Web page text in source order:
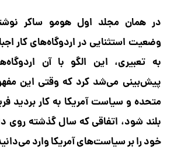
در همان مجلد اول هومو ساکر
وضعیت استثنایی در اردوگاه‌های کار
به تعبیری، این الگو با آن
پیش‌بینی می‌شد کرد که وقتی این
متحده و سیاست آمریکا به کار بردید
بلند شود، اتفاقی که سال گذشته روی
خود را بر سیاست‌های آمریکا وارد